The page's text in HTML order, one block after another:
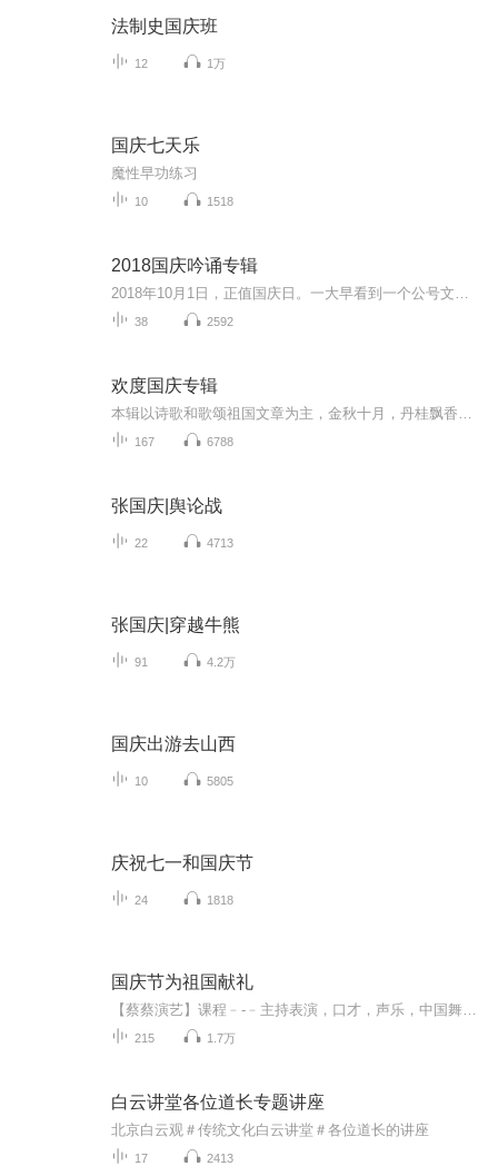
法制史国庆班
12 1万
国庆七天乐
魔性早功练习
10 1518
2018国庆吟诵专辑
38 2592
欢度国庆专辑
167 6788
张国庆|舆论战
22 4713
张国庆|穿越牛熊
91 4.2万
国庆出游去山西
10 5805
庆祝七一和国庆节
24 1818
国庆节为祖国献礼
215 1.7万
白云讲堂各位道长专题讲座
北京白云观＃传统文化白云讲堂＃各位道长的讲座
17 2413